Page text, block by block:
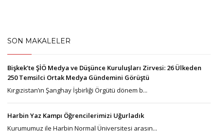
SON MAKALELER
Bişkek’te ŞİÖ Medya ve Düşünce Kuruluşları Zirvesi: 26 Ülkeden
250 Temsilci Ortak Medya Gündemini Görüştü
Kırgızistan’ın Şanghay İşbirliği Örgütü dönem b...
Harbin Yaz Kampı Öğrencilerimizi Uğurladık
Kurumumuz ile Harbin Normal Üniversitesi arasın...